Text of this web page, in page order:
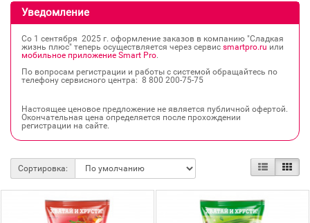
Уведомление
Со 1 сентября 2025 г. оформление заказов в компанию "Сладкая
жизнь плюс" теперь осуществляется через сервис smartpro.ru или
мобильное приложение Smart Pro.
По вопросам регистрации и работы с системой обращайтесь по
телефону сервисного центра: 8 800 200‐75‐75
Настоящее ценовое предложение не является публичной офертой.
Окончательная цена определяется после прохождении
регистрации на сайте.
Сортировка: